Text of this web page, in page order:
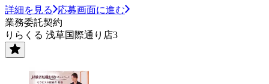
詳細を見る
応募画面に進む
業務委託契約
りらくる 浅草国際通り店3